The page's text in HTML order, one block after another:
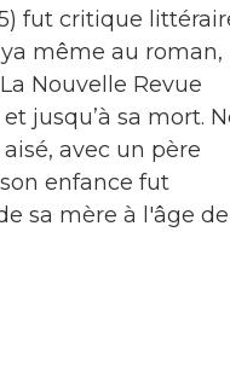
fut critique
même au roman,
Nouvelle Revue
jusqu’à sa mort.
avec un père
enfance fut
sa mère à l'âge